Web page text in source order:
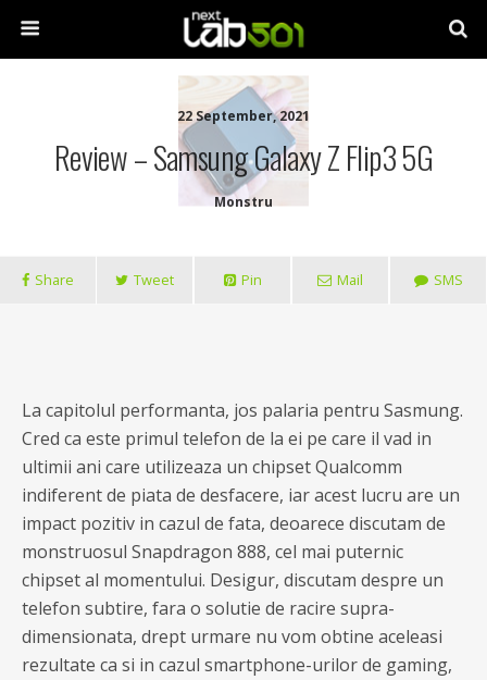
22 September, 2021
Review – Samsung Galaxy Z Flip3 5G
Monstru
Share Tweet Pin Mail SMS
La capitolul performanta, jos palaria pentru Sasmung.
Cred ca este primul telefon de la ei pe care il vad in
ultimii ani care utilizeaza un chipset Qualcomm
indiferent de piata de desfacere, iar acest lucru are un
impact pozitiv in cazul de fata, deoarece discutam de
monstruosul Snapdragon 888, cel mai puternic
chipset al momentului. Desigur, discutam despre un
telefon subtire, fara o solutie de racire supra-
dimensionata, drept urmare nu vom obtine aceleasi
rezultate ca si in cazul smartphone-urilor de gaming,